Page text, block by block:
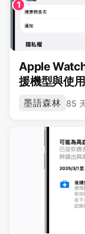
Apple
援機型與使
墨語森林 85